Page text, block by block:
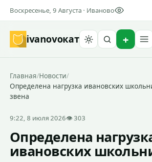
Воскресенье, 9 Августа · Иваново
ivanovoкат
Главная/Новости/
Определена нагрузка ивановских
звена
9:22, 8 июля 2026👁 303
Определена
ивановских